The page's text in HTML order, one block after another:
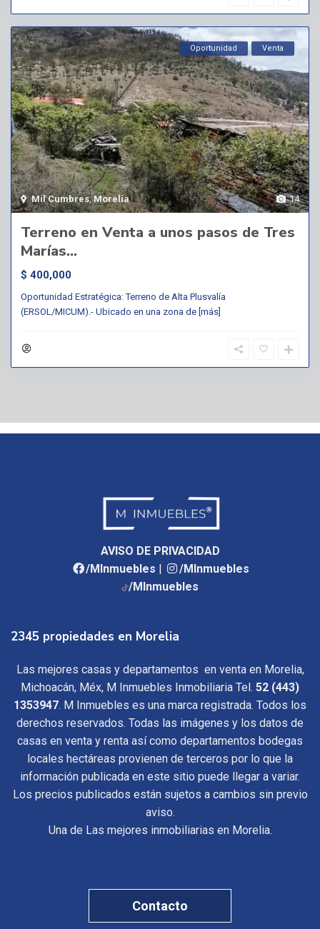
14
Mil Cumbres,Morelia
Oportunidad Venta
Terreno en Venta a unos pasos de Tres
Marías...
$ 400,000
Oportunidad Estratégica: Terreno de Alta Plusvalía
(ERSOL/MICUM).- Ubicado en una zona de [más]
AVISO DE PRIVACIDAD
/MInmuebles
/MInmuebles
/MInmuebles
2345 propiedades en Morelia
Las mejores casas y departamentos en venta en Morelia,
Michoacán, Méx, M Inmuebles Inmobiliaria Tel. 52 (443)
1353947. M Inmuebles es una marca registrada. Todos los
derechos reservados. Todas las imágenes y los datos de
casas en venta y renta así como departamentos bodegas
locales hectáreas provienen de terceros por lo que la
información publicada en este sitio puede llegar a variar.
Los precios publicados están sujetos a cambios sin previo
aviso.
Una de Las mejores inmobiliarias en Morelia.